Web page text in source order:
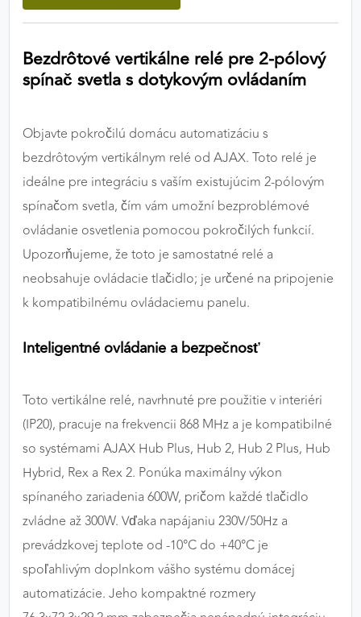
Bezdrôtové vertikálne relé pre 2-pólový
spínač svetla s dotykovým ovládaním
Objavte pokročilú domácu automatizáciu s
bezdrôtovým vertikálnym relé od AJAX. Toto relé je
ideálne pre integráciu s vaším existujúcim 2-pólovým
spínačom svetla, čím vám umožní bezproblémové
ovládanie osvetlenia pomocou pokročilých funkcií.
Upozorňujeme, že toto je samostatné relé a
neobsahuje ovládacie tlačidlo; je určené na pripojenie
k kompatibilnému ovládaciemu panelu.
Inteligentné ovládanie a bezpečnosť
Toto vertikálne relé, navrhnuté pre použitie v interiéri
(IP20), pracuje na frekvencii 868 MHz a je kompatibilné
so systémami AJAX Hub Plus, Hub 2, Hub 2 Plus, Hub
Hybrid, Rex a Rex 2. Ponúka maximálny výkon
spínaného zariadenia 600W, pričom každé tlačidlo
zvládne až 300W. Vďaka napájaniu 230V/50Hz a
prevádzkovej teplote od -10°C do +40°C je
spoľahlivým doplnkom vášho systému domácej
automatizácie. Jeho kompaktné rozmery
výkon a funkčnosť našich stránok.
Google Analytics
Poskytovateľ: Google
MARKETINGOVÉ COOKIES
Marketingové cookies sa používajú na sledovanie
správania používateľov naprieč webovými
stránkami. Umožňujú nám a našim partnerom
zobrazovať cielenú a relevantnú reklamu, a to na
našom webe aj v reklamných sieťach tretích strán.
Google Ads